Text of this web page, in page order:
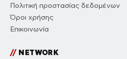
Πολιτική προστασίας δεδομένων
Όροι χρήσης
Επικοινωνία
//NETWORK